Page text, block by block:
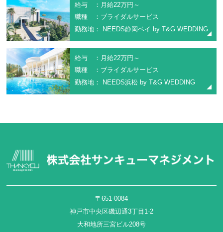
給与 ：月給22万円～
職種 ：ブライダルサービス
勤務地： NEEDS静岡ベイ by T&G WEDDING
給与 ：月給22万円～
職種 ：ブライダルサービス
勤務地： NEEDS浜松 by T&G WEDDING
〒651-0084
神戸市中央区磯辺通3丁目1-2
大和地所三宮ビル208号